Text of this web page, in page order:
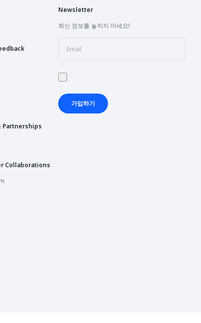
세션 예약
Partnerships
Collaborations
Newsletter
최신 정보를 놓치지 마세요!
가입하기